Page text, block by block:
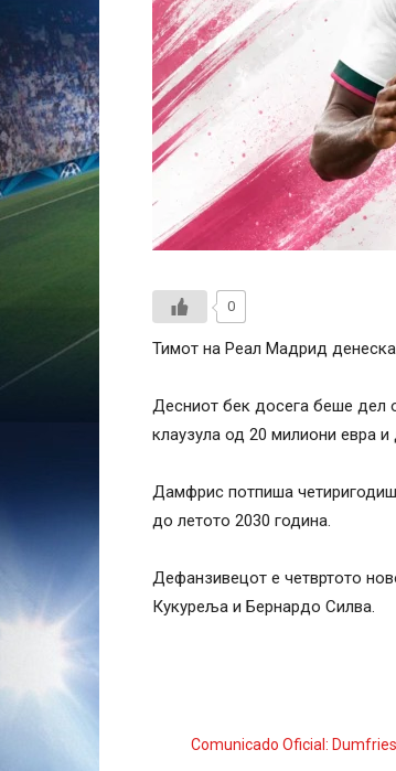
0
Тимот на Реал Мадрид
Десниот бек досега беше дел
клаузула од 20 милиони евра
Дамфрис потпиша
до летото 2030 година.
Дефанзивецот е четвртото
Кукуреља и Бернардо Силва.
Comunicado Oficial: Dumfries.